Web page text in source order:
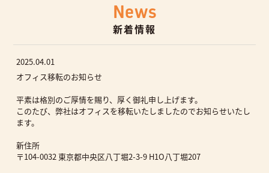
News
新着情報
2025.04.01
オフィス移転のお知らせ
平素は格別のご厚情を賜り、厚く御礼申し上げます。
このたび、弊社はオフィスを移転いたしましたのでお知らせいたし
ます。
新住所
〒104-0032 東京都中央区八丁堀2-3-9 H1O八丁堀207